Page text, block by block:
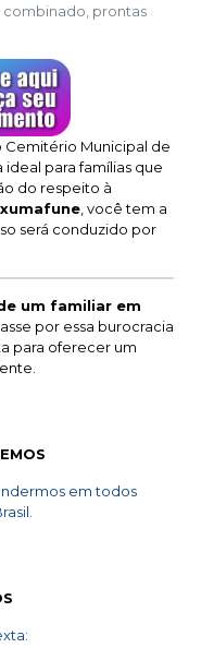
combinado, prontas
Cemitério Municipal de
para famílias que
do respeito à
, você tem a
será conduzido por
um familiar em
por essa burocracia
para oferecer um
em todos